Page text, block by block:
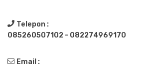
Telepon :
085260507102 - 082274969170
Email :